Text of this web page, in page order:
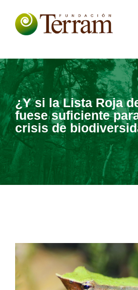
¿Y si la Lista Roja
fuese suficiente
crisis de